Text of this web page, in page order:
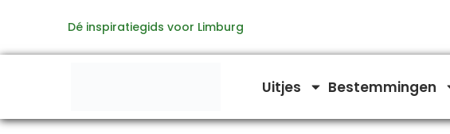
de
Dé inspiratiegids voor Limburg
Uitjes Bestemmingen